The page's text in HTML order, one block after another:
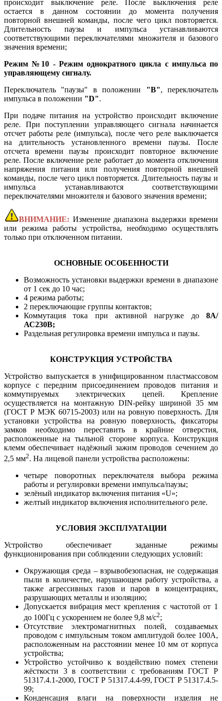
происходит выключение реле. После выключения реле
остается в данном состоянии до момента получения
повторной внешней команды, после чего цикл повторяется.
Длительность паузы и импульса устанавливаются
соответствующими переключателями множителя и базового
значения времени;
Режим №10 - Режим однократного цикла с импульса по
управляющему сигналу.
Переключатель "паузы" в положении "B", переключатель
импульса в положении "D".
При подаче питания на устройство происходит включение
реле. При поступлении управляющего сигнала начинается
отсчет работы реле (импульса), после чего реле выключается
на длительность установленного времени паузы. После
отсчета времени паузы происходит повторное включение
реле. После включение реле работает до момента отключения
напряжения питания или получения повторной внешней
команды, после чего цикл повторяется. Длительность паузы и
импульса устанавливаются соответствующими
переключателями множителя и базового значения времени;
ВНИМАНИЕ: Изменение диапазона выдержки времени
или режима работы устройства, необходимо осуществлять
только при отключенном питании.
ОСНОВНЫЕ ОСОБЕННОСТИ
Возможность установки выдержки времени в диапазоне
от 1 сек до 10 час;
4 режима работы;
2 переключающие группы контактов;
Коммутация тока при активной нагрузке до 8А/
АС230В;
Раздельная регулировка времени импульса и паузы.
КОНСТРУКЦИЯ УСТРОЙСТВА
Устройство выпускается в унифицированном пластмассовом
корпусе с передним присоединением проводов питания и
коммутируемых электрических цепей. Крепление
осуществляется на монтажную DIN-рейку шириной 35 мм
(ГОСТ Р МЭК 60715-2003) или на ровную поверхность. Для
установки устройства на ровную поверхность, фиксаторы
замков необходимо переставить в крайние отверстия,
расположенные на тыльной стороне корпуса. Конструкция
клемм обеспечивает надёжный зажим проводов сечением до
2,5 мм2. На лицевой панели устройства расположены:
четыре поворотных переключателя выбора режима
работы и регулировки времени импульса/паузы;
зелёный индикатор включения питания «U»;
желтый индикатор включения исполнительного реле.
УСЛОВИЯ ЭКСПЛУАТАЦИИ
Устройство обеспечивает заданные режимы
функционирования при соблюдении следующих условий:
Окружающая среда – взрывобезопасная, не содержащая
пыли в количестве, нарушающем работу устройства, а
также агрессивных газов и паров в концентрациях,
разрушающих металлы и изоляцию;
Допускается вибрация мест крепления с частотой от 1
до 100Гц с ускорением не более 9,8 м/с2;
Отсутствие электромагнитных полей, создаваемых
проводом с импульсным током амплитудой более 100А,
расположенным на расстоянии менее 10 мм от корпуса
устройства;
Устройство устойчиво к воздействию помех степени
жёсткости 3 в соответствии с требованиям ГОСТ Р
51317.4.1-2000, ГОСТ Р 51317.4.4-99, ГОСТ Р 51317.4.5-
99;
Конденсация влаги на поверхности изделия не